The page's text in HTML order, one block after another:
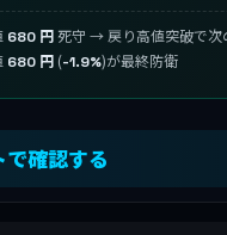
680 円 死守 → 戻り高値突破で次
680 円 (-1.9%)が最終防衛
で確認する